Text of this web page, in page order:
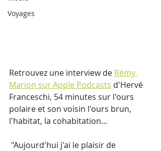
Voyages
Retrouvez une interview de Rémy
Marion sur Apple Podcasts d'Hervé
Franceschi, 54 minutes sur l'ours
polaire et son voisin l'ours brun,
l'habitat, la cohabitation...